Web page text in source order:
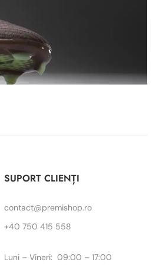
SUPORT CLIENȚI
contact@premishop.ro
+40 750 415 558
Luni – Vineri: 09:00 – 17:00